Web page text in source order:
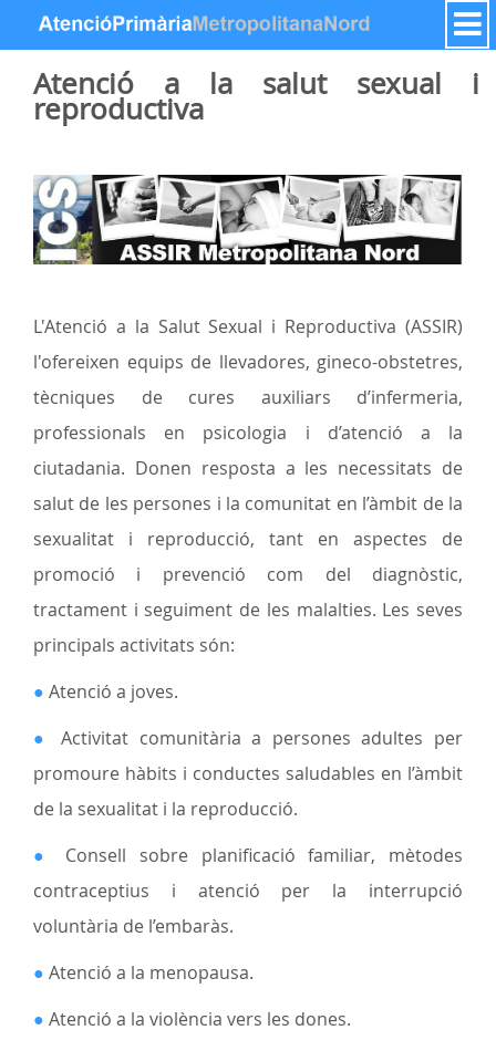
Zum Inhalt wechseln
Atenció a la salut sexual i
reproductiva
L'Atenció a la Salut Sexual i Reproductiva (ASSIR)
l'ofereixen equips de llevadores, gineco-obstetres,
tècniques de cures auxiliars d’infermeria,
professionals en psicologia i d’atenció a la
ciutadania. Donen resposta a les necessitats de
salut de les persones i la comunitat en l’àmbit de la
sexualitat i reproducció, tant en aspectes de
promoció i prevenció com del diagnòstic,
tractament i seguiment de les malalties. Les seves
principals activitats són:
● Atenció a joves.
●Activitat comunitària a persones adultes per
promoure hàbits i conductes saludables en l’àmbit
de la sexualitat i la reproducció.
● Consell sobre planificació familiar, mètodes
contraceptius i atenció per la interrupció
voluntària de l’embaràs.
● Atenció a la menopausa.
● Atenció a la violència vers les dones.